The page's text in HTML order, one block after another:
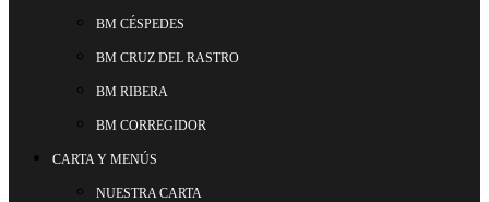
BM CÉSPEDES
BM CRUZ DEL RASTRO
BM RIBERA
BM CORREGIDOR
CARTA Y MENÚS
NUESTRA CARTA